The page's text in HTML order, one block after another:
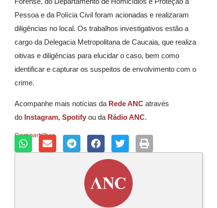
Pessoa e da Polícia Civil foram acionadas e realizaram
diligências no local. Os trabalhos investigativos estão a
cargo da Delegacia Metropolitana de Caucaia, que realiza
oitivas e diligências para elucidar o caso, bem como
identificar e capturar os suspeitos de envolvimento com o
crime.
Acompanhe mais notícias da Rede ANC através
do Instagram, Spotify ou da Rádio ANC.
Compartilhar: